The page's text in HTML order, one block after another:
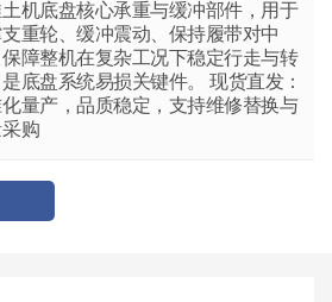
机底盘核心承重与缓冲部件，用于
重轮、缓冲震动、保持履带对中
障整机在复杂工况下稳定行走与转
底盘系统易损关键件。 现货直发：
量产，品质稳定，支持维修替换与
购